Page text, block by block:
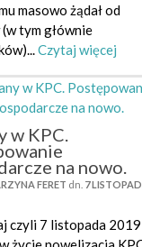
masowo żądał od
tym głównie
Czytaj więcej
w KPC.
na nowo.
FERET dn. 7
czyli 7 listopada 2019